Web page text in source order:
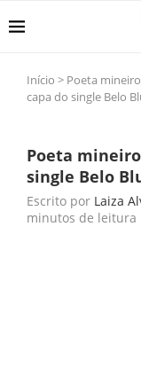
Início > Poeta
capa do single Belo
Poeta
single Belo
Escrito por Laiza
minutos de leitura